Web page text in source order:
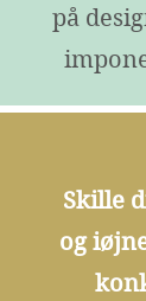
på
Skille
og